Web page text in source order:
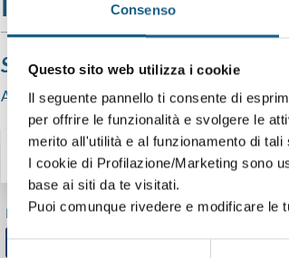
Consenso
Questo sito web utilizza i cookie
Il seguente pannello ti consente di
per offrire le funzionalità e svolgere le
merito all'utilità e al funzionamento di
I cookie di Profilazione/Marketing sono
base ai siti da te visitati.
Puoi comunque rivedere e modificare le
Iscrizione
Sei già cliente?
Accedi con le credenziali che hai già creato in
AZIENDA PRIVATO
P. IVA